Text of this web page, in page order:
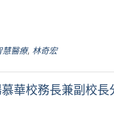
慧醫療, 林奇宏
華校務長兼副校